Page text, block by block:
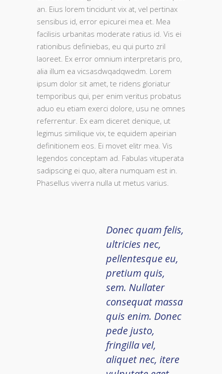
an. Eius lorem tincidunt vix at, vel pertinax
sensibus id, error epicurei mea et. Mea
facilisis urbanitas moderate ratius id. Vis ei
rationibus definiebas, eu qui purto zril
laoreet. Ex error omnium interpretaris pro,
alia illum ea vicsasdwqadqwedm. Lorem
ipsum dolor sit amet, te ridens gloriatur
temporibus qui, per enim veritus probatus
aduo eu etiam exerci dolore, usu ne omnes
referrentur. Ex eam diceret denique, ut
legimus similique vix, te equidem apeirian
definitionem eos. Ei movet elitr mea. Vis
legendos conceptam ad. Fabulas vituperata
sadipscing ei quo, altera numquam est in.
Phasellus viverra nulla ut metus varius.
Donec quam felis,
ultricies nec,
pellentesque eu,
pretium quis,
sem. Nullater
consequat massa
quis enim. Donec
pede justo,
fringilla vel,
aliquet nec, itere